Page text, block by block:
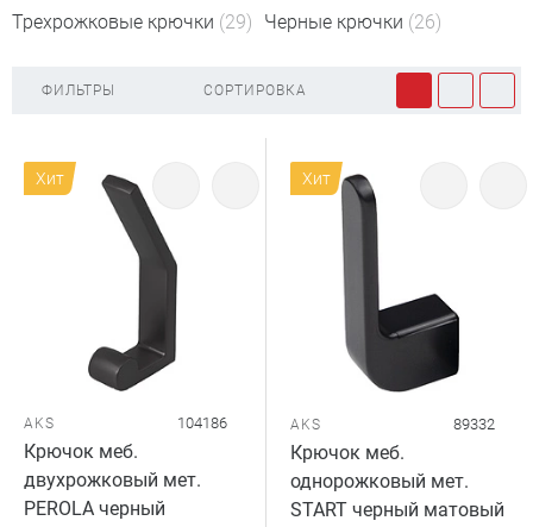
Трехрожковые крючки (29) Черные крючки (26)
ФИЛЬТРЫ СОРТИРОВКА
Хит
AKS 104186
Крючок меб.
двухрожковый мет.
PEROLA черный
Хит
AKS 89332
Крючок меб.
однорожковый мет.
START черный матовый